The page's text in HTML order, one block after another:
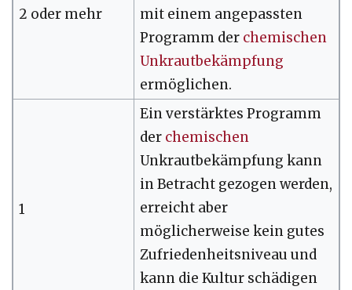
2 oder mehr
mit einem angepassten
Programm der chemischen
Unkrautbekämpfung
ermöglichen.
1
Ein verstärktes Programm
der chemischen
Unkrautbekämpfung kann
in Betracht gezogen werden,
erreicht aber
möglicherweise kein gutes
Zufriedenheitsniveau und
kann die Kultur schädigen